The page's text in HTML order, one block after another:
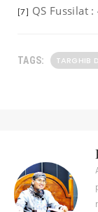
[7] QS Fussilat :
TAGS: TARGHIB